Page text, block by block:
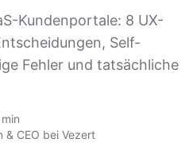
Kundenportale: 8 UX-
Self-
Fehler und tatsächliche
& CEO bei Vezert